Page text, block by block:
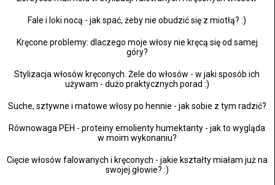
Fale i loki nocą - jak spać, żeby nie obudzić się z miotłą? :)
Kręcone problemy: dlaczego moje włosy nie kręcą się od samej
góry?
Stylizacja włosów kręconych. Żele do włosów - w jaki sposób ich
używam - dużo praktycznych porad :)
Suche, sztywne i matowe włosy po hennie - jak sobie z tym radzić?
Równowaga PEH - proteiny emolienty humektanty - jak to wygląda
w moim wykonaniu?
Cięcie włosów falowanych i kręconych - jakie kształty miałam już na
swojej głowie? :)